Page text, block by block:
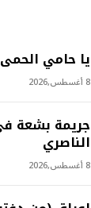
يا حامي
8 أغسطس,2026
الناصري
8 أغسطس,2026